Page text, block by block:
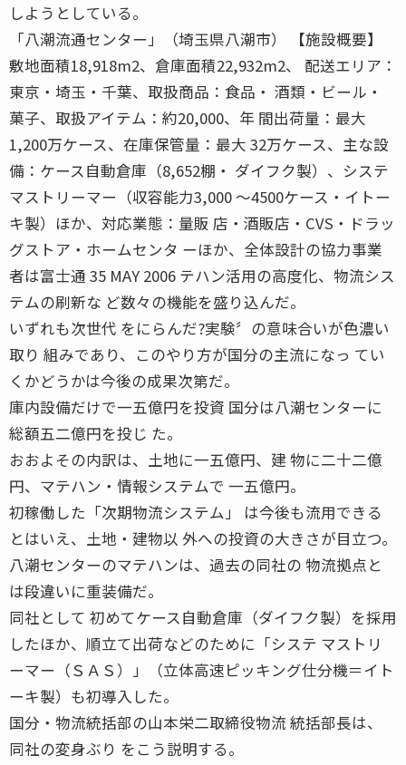
しようとしている。
「八潮流通センター」（埼玉県八潮市） 【施設概要】
敷地面積18,918m2、倉庫面積22,932m2、 配送エリア：
東京・埼玉・千葉、取扱商品：食品・ 酒類・ビール・
菓子、取扱アイテム：約20,000、年 間出荷量：最大
1,200万ケース、在庫保管量：最大 32万ケース、主な設
備：ケース自動倉庫（8,652棚・ ダイフク製）、システ
マストリーマー（収容能力3,000 〜4500ケース・イトー
キ製）ほか、対応業態：量販 店・酒販店・CVS・ドラッ
グストア・ホームセンタ ーほか、全体設計の協力事業
者は富士通 35 MAY 2006 テハン活用の高度化、物流シス
テムの刷新な ど数々の機能を盛り込んだ。
いずれも次世代 をにらんだ?実験〞の意味合いが色濃い
取り 組みであり、このやり方が国分の主流になっ てい
くかどうかは今後の成果次第だ。
庫内設備だけで一五億円を投資 国分は八潮センターに
総額五二億円を投じ た。
おおよその内訳は、土地に一五億円、建 物に二十二億
円、マテハン・情報システムで 一五億円。
初稼働した「次期物流システム」 は今後も流用できる
とはいえ、土地・建物以 外への投資の大きさが目立つ。
八潮センターのマテハンは、過去の同社の 物流拠点と
は段違いに重装備だ。
同社として 初めてケース自動倉庫（ダイフク製）を採用
したほか、順立て出荷などのために「システ マストリ
ーマー（ＳＡＳ）」（立体高速ピッキング仕分機＝イト
ーキ製）も初導入した。
国分・物流統括部の山本栄二取締役物流 統括部長は、
同社の変身ぶり をこう説明する。